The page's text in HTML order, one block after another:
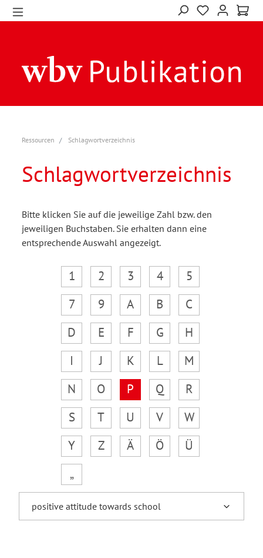
Ressourcen Schlagwortverzeichnis
Schlagwortverzeichnis
Bitte klicken Sie auf die jeweilige Zahl bzw. den
jeweiligen Buchstaben. Sie erhalten dann eine
entsprechende Auswahl angezeigt.
1 2 3 4
5
7
9 A B
C
D
E F G
H
I
J K L
M
N
O P Q
R
S
T U V
W
Y
Z Ä Ö
Ü
„